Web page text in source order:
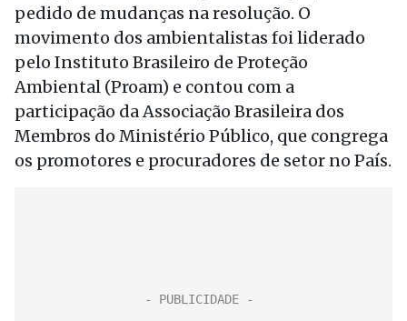
pedido de mudanças na resolução. O
movimento dos ambientalistas foi liderado
pelo Instituto Brasileiro de Proteção
Ambiental (Proam) e contou com a
participação da Associação Brasileira dos
Membros do Ministério Público, que congrega
os promotores e procuradores de setor no País.